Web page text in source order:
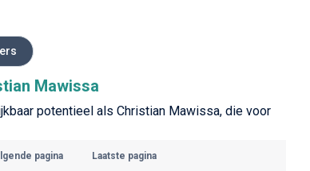
Mawissa
potentieel als Christian Mawissa, die voor
pagina Laatste pagina